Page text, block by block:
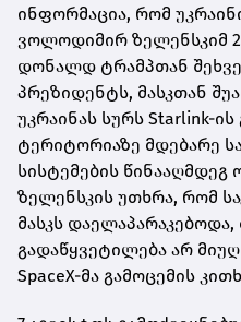
ინფორმაცია, რომ
ვოლოდიმირ ზელენსკიმ
დონალდ ტრამპთან
პრეზიდენტს, მასკთან
უკრაინას სურს Starlink-
ტერიტორიაზე მდებარე
სისტემების წინააღმდეგ
ზელენსკის უთხრა, რომ
მასკს
გადაწყვეტილება არ
SpaceX-მა გამოცემის